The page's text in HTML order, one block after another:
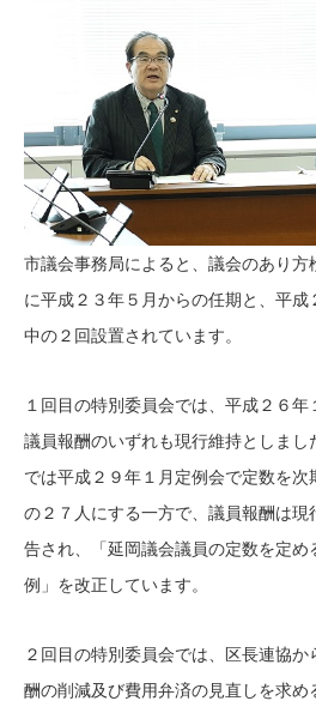
市議会事務局によると、議会のあり
に平成２３年５月からの任期と、平
中の２回設置されています。
１回目の特別委員会では、平成２６年
議員報酬のいずれも現行維持としまし
では平成２９年１月定例会で定数を
の２７人にする一方で、議員報酬は現
告され、「延岡議会議員の定数を定め
例」を改正しています。
２回目の特別委員会では、区長連協
酬の削減及び費用弁済の見直しを求め